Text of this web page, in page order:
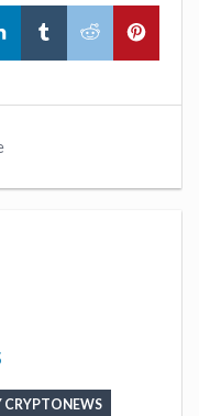
CRYPTONEWS